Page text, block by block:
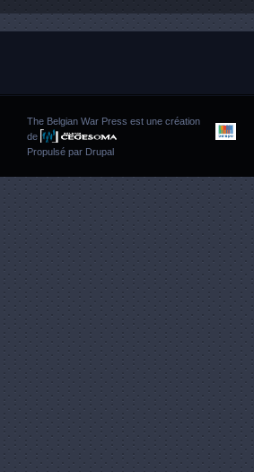
The Belgian War Press est une création
de
Propulsé par Drupal